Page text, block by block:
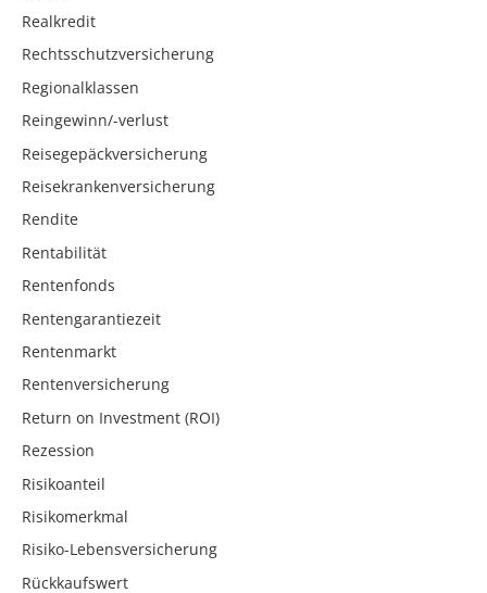
Realkredit
Rechtsschutzversicherung
Regionalklassen
Reingewinn/-verlust
Reisegepäckversicherung
Reisekrankenversicherung
Rendite
Rentabilität
Rentenfonds
Rentengarantiezeit
Rentenmarkt
Rentenversicherung
Return on Investment (ROI)
Rezession
Risikoanteil
Risikomerkmal
Risiko-Lebensversicherung
Rückkaufswert